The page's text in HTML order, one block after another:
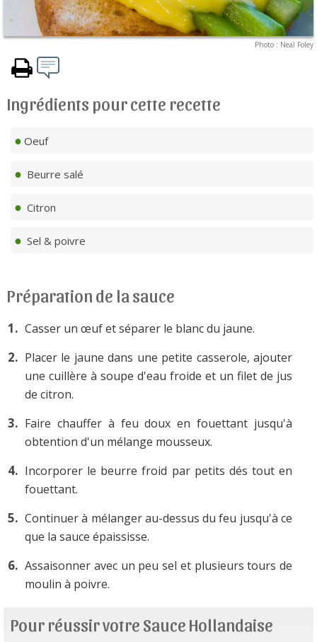
Photo : Neal Foley
Ingrédients pour cette recette
Oeuf
Beurre salé
Citron
Sel & poivre
Préparation de la sauce
Casser un œuf et séparer le blanc du jaune.
Placer le jaune dans une petite casserole, ajouter
une cuillère à soupe d'eau froide et un filet de jus
de citron.
Faire chauffer à feu doux en fouettant jusqu'à
obtention d'un mélange mousseux.
Incorporer le beurre froid par petits dés tout en
fouettant.
Continuer à mélanger au-dessus du feu jusqu'à ce
que la sauce épaississe.
Assaisonner avec un peu sel et plusieurs tours de
moulin à poivre.
Pour réussir votre Sauce Hollandaise